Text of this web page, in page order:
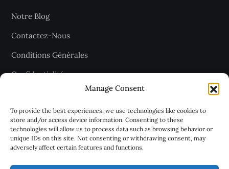
Manage Consent
To provide the best experiences, we use technologies like cookies to
store and/or access device information. Consenting to these
technologies will allow us to process data such as browsing behavior or
unique IDs on this site. Not consenting or withdrawing consent, may
adversely affect certain features and functions.
Notre Blog
Contactez-Nous
Conditions Générales
Confidentialité
Recevez les dernières articles
chaque jour